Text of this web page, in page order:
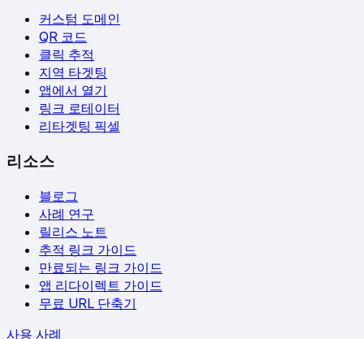
커스텀 도메인
QR 코드
클릭 추적
지역 타겟팅
앱에서 열기
링크 로테이터
리타겟팅 픽셀
리소스
블로그
사례 연구
릴리스 노트
추적 링크 가이드
만료되는 링크 가이드
앱 리다이렉트 가이드
무료 URL 단축기
사용 사례